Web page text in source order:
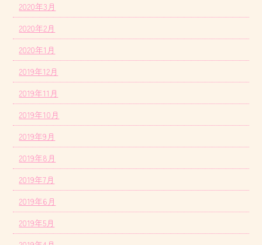
2020年3月
2020年2月
2020年1月
2019年12月
2019年11月
2019年10月
2019年9月
2019年8月
2019年7月
2019年6月
2019年5月